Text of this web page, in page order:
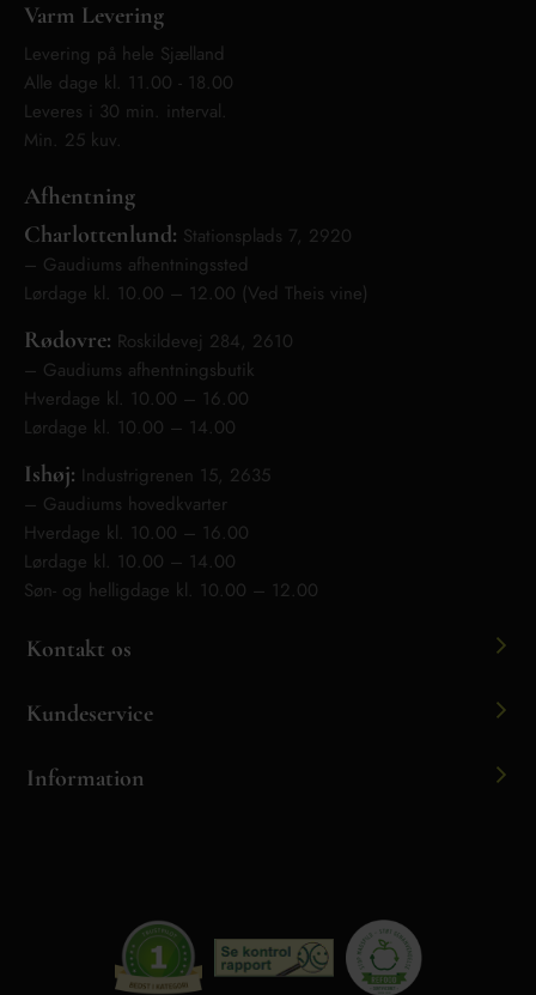
Varm Levering
Levering på hele Sjælland
Alle dage kl. 11.00 - 18.00
Leveres i 30 min. interval.
Min. 25 kuv.
Afhentning
Charlottenlund: Stationsplads 7, 2920
– Gaudiums afhentningssted
Lørdage kl. 10.00 – 12.00 (Ved Theis vine)
Rødovre: Roskildevej 284, 2610
– Gaudiums afhentningsbutik
Hverdage kl. 10.00 – 16.00
Lørdage kl. 10.00 – 14.00
Ishøj: Industrigrenen 15, 2635
– Gaudiums hovedkvarter
Hverdage kl. 10.00 – 16.00
Lørdage kl. 10.00 – 14.00
Søn- og helligdage kl. 10.00 – 12.00
Kontakt os
Kundeservice
Information